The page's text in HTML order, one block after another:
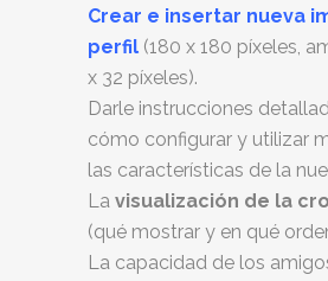
Crear e insertar nueva
perfil (180 x 180 píxeles,
x 32 píxeles).
Darle instrucciones
cómo configurar y utilizar
las características de la
La visualización de la
(qué mostrar y en qué
La capacidad de los